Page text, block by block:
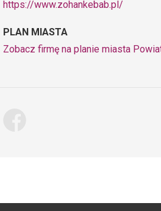
https://www.zohankebab.pl/
PLAN MIASTA
Zobacz firmę na planie miasta